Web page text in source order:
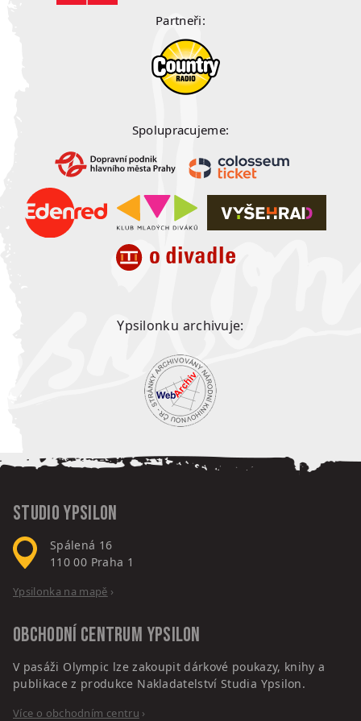
Partneři:
Spolupracujeme:
Ypsilonku archivuje:
Studio Ypsilon
Spálená 16
110 00 Praha 1
Ypsilonka na mapě ›
Obchodní centrum Ypsilon
V pasáži Olympic lze zakoupit dárkové poukazy, knihy a
publikace z produkce Nakladatelství Studia Ypsilon.
Více o obchodním centru ›